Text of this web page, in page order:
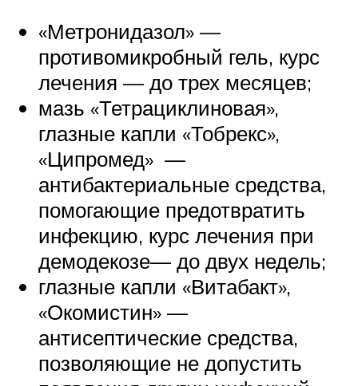
«Метронидазол» —
противомикробный гель, курс
лечения — до трех месяцев;
мазь «Тетрациклиновая»,
глазные капли «Тобрекс»,
«Ципромед» —
антибактериальные средства,
помогающие предотвратить
инфекцию, курс лечения при
демодекозе— до двух недель;
глазные капли «Витабакт»,
«Окомистин» —
антисептические средства,
позволяющие не допустить